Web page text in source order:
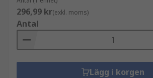
296,99 kr(exkl. moms)
Antal
Lägg i korgen